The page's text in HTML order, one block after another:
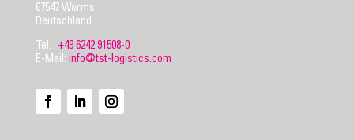
67547 Worms
Deutschland
Tel. : +49 6242 91508-0
E-Mail: info@tst-logistics.com